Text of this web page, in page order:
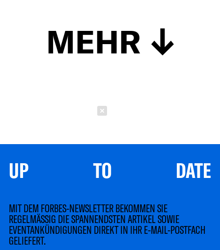
MEHR
UP TO DATE
MIT DEM FORBES-NEWSLETTER BEKOMMEN SIE
REGELMÄSSIG DIE SPANNENDSTEN ARTIKEL SOWIE
EVENTANKÜNDIGUNGEN DIREKT IN IHR E-MAIL-POSTFACH
GELIEFERT.